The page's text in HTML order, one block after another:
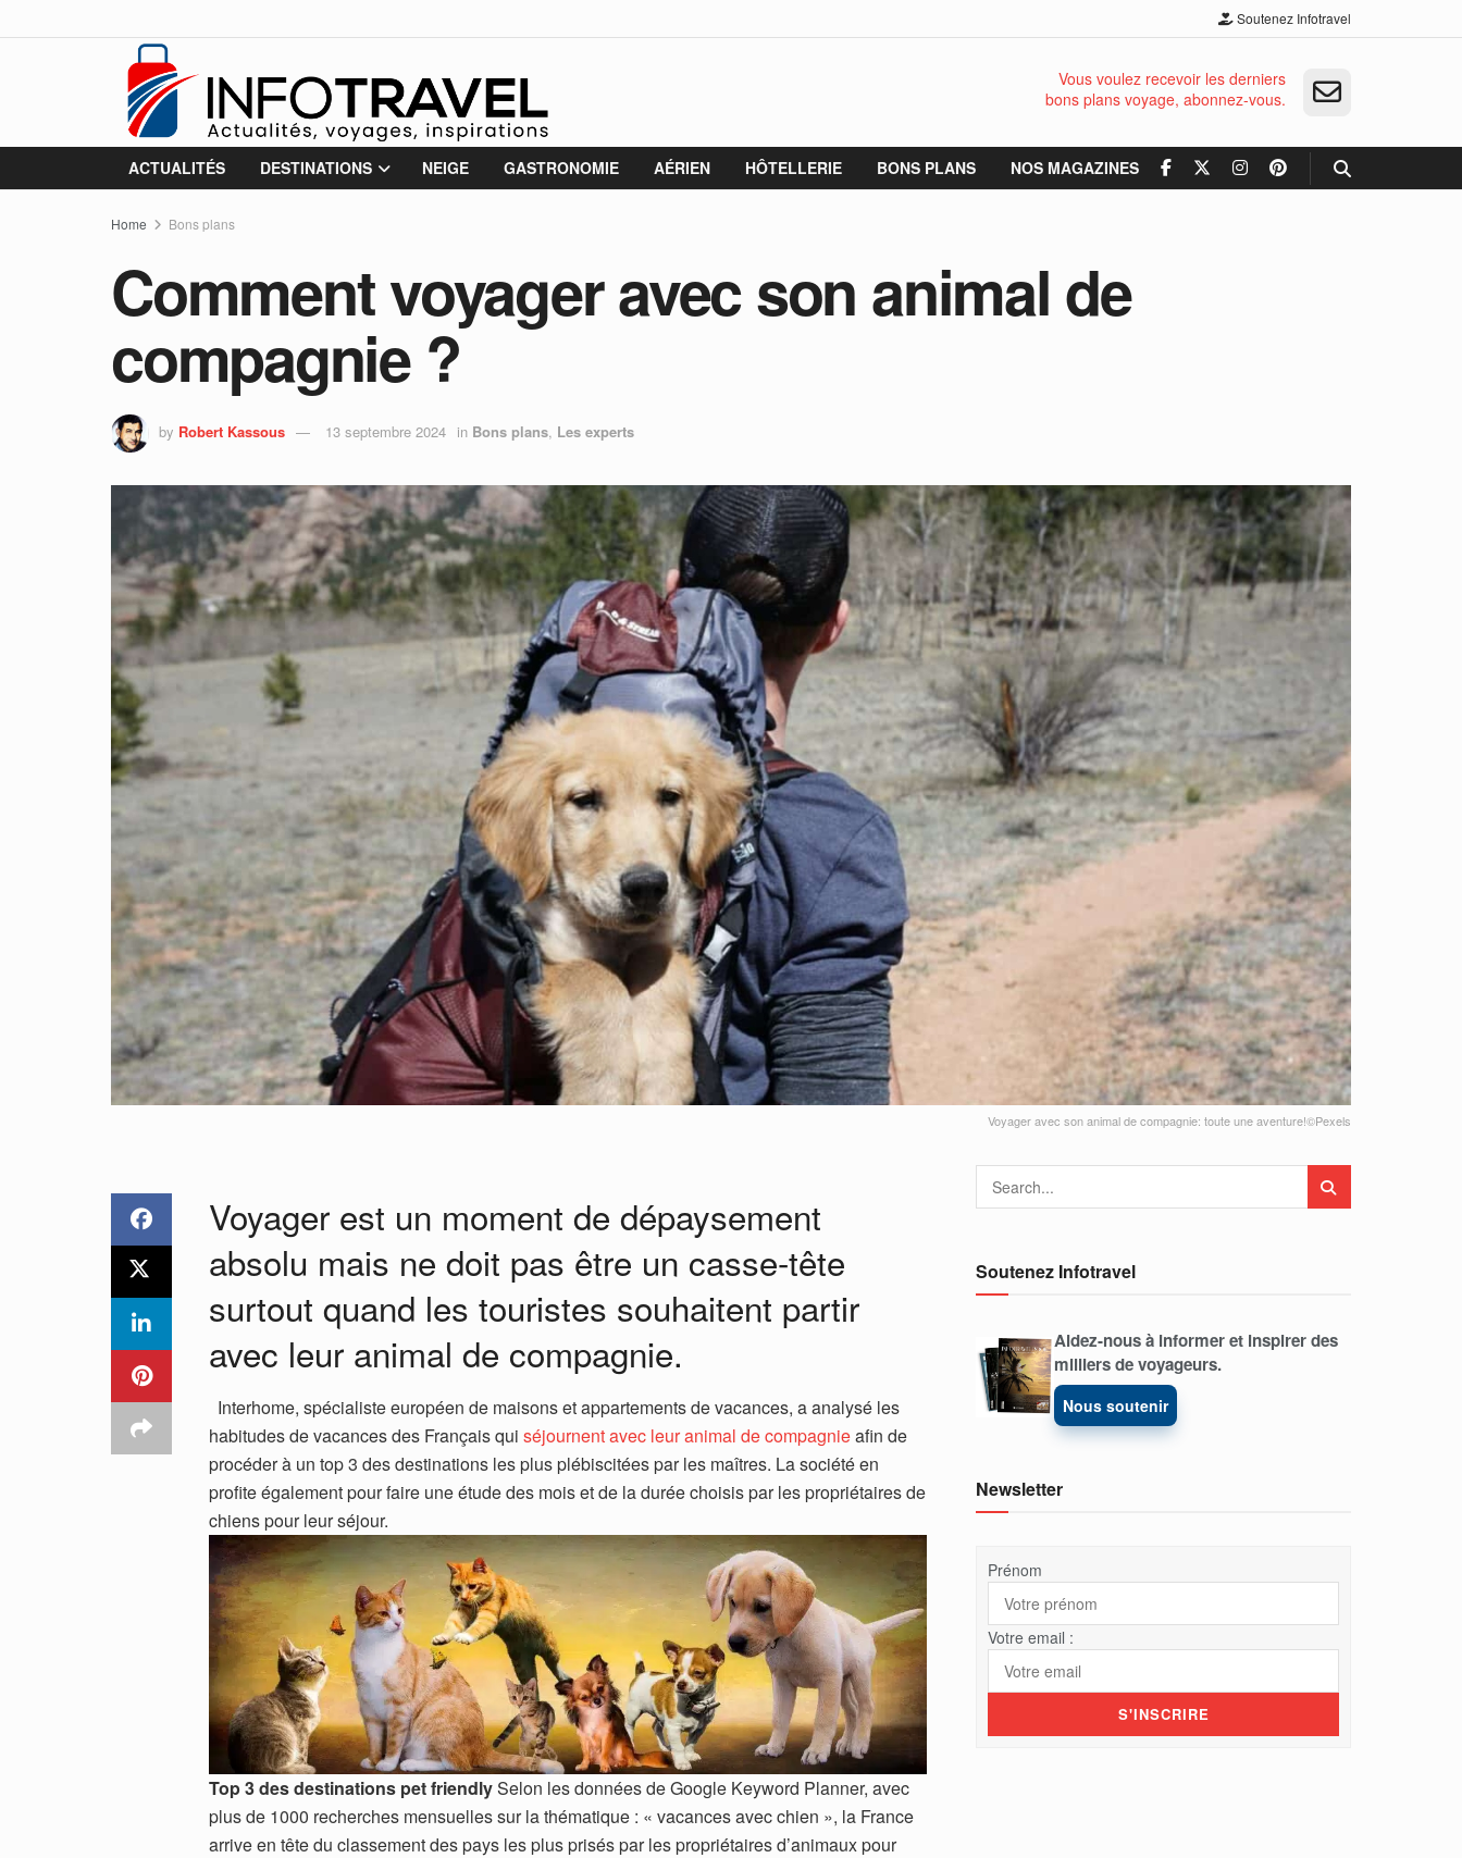
Soutenez Infotravel
Vous voulez recevoir les derniers
bons plans voyage, abonnez-vous.
ACTUALITÉS DESTINATIONS NEIGE GASTRONOMIE AÉRIEN HÔTELLERIE BONS PLANS NOS MAGAZINES
Home Bons plans
Comment voyager avec son animal de
compagnie ?
by Robert Kassous 13 septembre 2024 in Bons plans, Les experts
Voyager avec son animal de compagnie: toute une aventure!©Pexels
Voyager est un moment de dépaysement
absolu mais ne doit pas être un casse-tête
surtout quand les touristes souhaitent partir
avec leur animal de compagnie.
Interhome, spécialiste européen de maisons et appartements de vacances, a analysé les
habitudes de vacances des Français qui séjournent avec leur animal de compagnieafin de
procéder à un top 3 des destinations les plus plébiscitées par les maîtres. La société en
profite également pour faire une étude des mois et de la durée choisis par les propriétaires de
chiens pour leur séjour.
Top 3 des destinations pet friendlySelon les données de Google Keyword Planner, avec
plus de 1000 recherches mensuelles sur la thématique : « vacances avec chien », la France
arrive en tête du classement des pays les plus prisés par les propriétaires d’animaux pour
Soutenez Infotravel
Aidez-nous à informer et inspirer des
milliers de voyageurs.
Nous soutenir
Newsletter
Prénom
Votre email :